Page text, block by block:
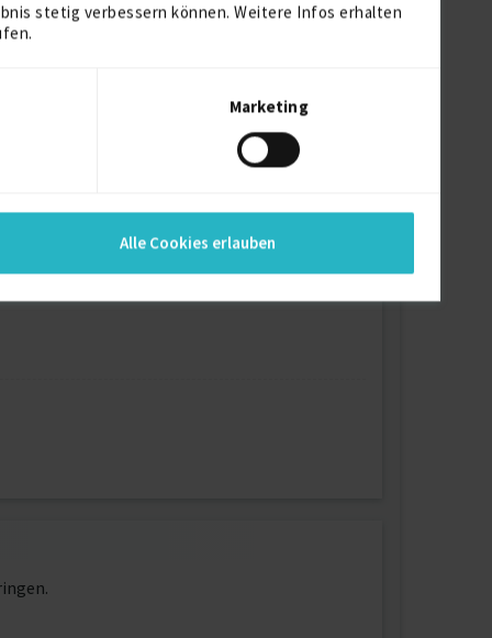
stetig verbessern können. Weitere Infos erhalten
Marketing
Alle Cookies erlauben